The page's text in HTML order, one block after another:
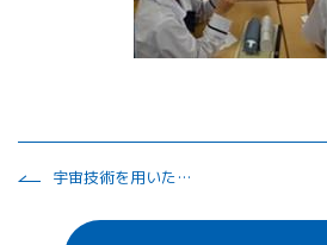
宇宙技術を用いた自然災害の解析